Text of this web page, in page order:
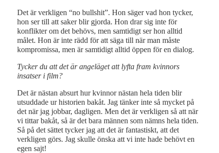
Det är verkligen “no bullshit”. Hon säger vad hon tycker,
hon ser till att saker blir gjorda. Hon drar sig inte för
konflikter om det behövs, men samtidigt ser hon alltid
målet. Hon är inte rädd för att säga till när man måste
kompromissa, men är samtidigt alltid öppen för en dialog.
Tycker du att det är angeläget att lyfta fram kvinnors
insatser i film?
Det är nästan absurt hur kvinnor nästan hela tiden blir
utsuddade ur historien bakåt. Jag tänker inte så mycket på
det när jag jobbar, dagligen. Men det är verkligen så att när
vi tittar bakåt, så är det bara männen som nämns hela tiden.
Så på det sättet tycker jag att det är fantastiskt, att det
verkligen görs. Jag skulle önska att vi inte hade behövt en
egen sajt!